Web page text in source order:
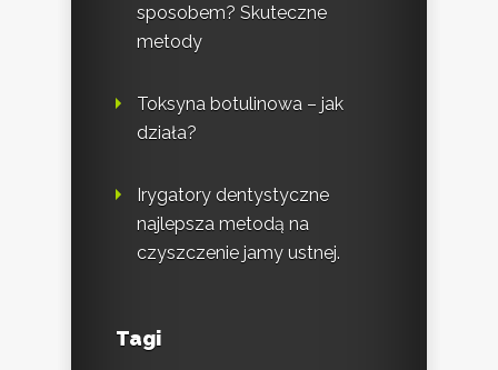
sposobem? Skuteczne
metody
Toksyna botulinowa – jak
działa?
Irygatory dentystyczne
najlepsza metodą na
czyszczenie jamy ustnej.
Tagi